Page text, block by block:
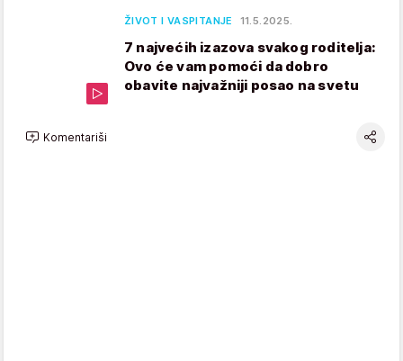
ŽIVOT I VASPITANJE 11.5.2025.
7 najvećih izazova svakog roditelja:
Ovo će vam pomoći da dobro
obavite najvažniji posao na svetu
Komentariši